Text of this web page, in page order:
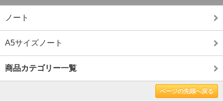
ノート
A5サイズノート
商品カテゴリー一覧
ページの先頭へ戻る